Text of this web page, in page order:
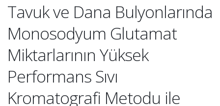
Tavuk ve Dana Bulyonlarında
Monosodyum Glutamat
Miktarlarının Yüksek
Performans Sıvı
Kromatografi Metodu ile